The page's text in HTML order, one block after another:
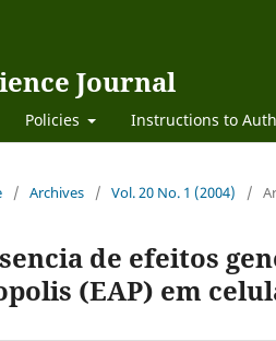
Journal
Policies Instructions to
/ Archives / Vol. 20 No. 1 (2004) /
de efeitos
(EAP) em